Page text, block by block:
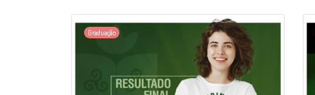
Graduação